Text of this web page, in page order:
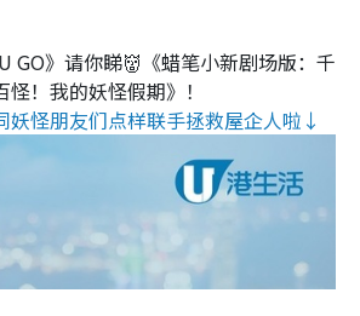
GO》请你睇👹《蜡笔小新剧场版：千
怪！我的妖怪假期》！
妖怪朋友们点样联手拯救屋企人啦↓